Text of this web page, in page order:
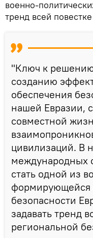
военно-
тренд всей
"Ключ к
созданию
обеспечения
нашей Евразии,
совместной
цивилизаций. В
международных
стать одной из
формирующейся
безопасности
задавать тренд
региональной